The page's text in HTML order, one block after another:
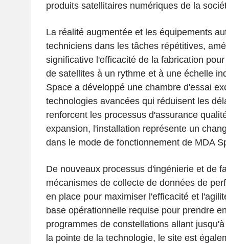
produits satellitaires numériques de la
La réalité augmentée et les équipements
techniciens dans les tâches répétitives,
significative l'efficacité de la fabrication
de satellites à un rythme et à une échelle
Space a développé une chambre d'essai
technologies avancées qui réduisent les
renforcent les processus d'assurance
expansion, l'installation représente un
dans le mode de fonctionnement de MDA
De nouveaux processus d'ingénierie et de
mécanismes de collecte de données de
en place pour maximiser l'efficacité et
base opérationnelle requise pour prendre
programmes de constellations allant
la pointe de la technologie, le site est